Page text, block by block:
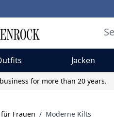
Jacken
for more than 20 years.
Frauen / Moderne Kilts